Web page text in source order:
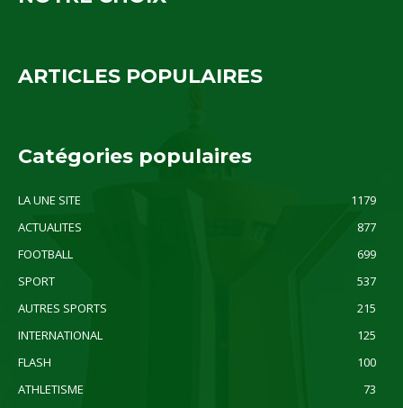
ARTICLES POPULAIRES
Catégories populaires
LA UNE SITE
1179
ACTUALITES
877
FOOTBALL
699
SPORT
537
AUTRES SPORTS
215
INTERNATIONAL
125
FLASH
100
ATHLETISME
73